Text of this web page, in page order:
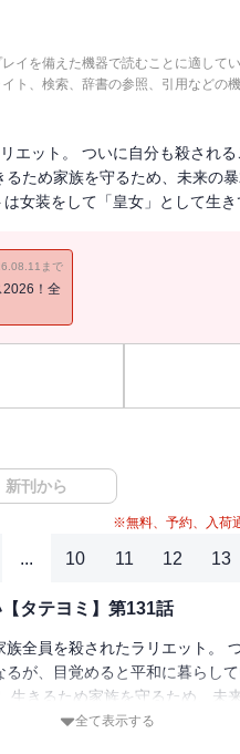
イを備えた機器で読むことに適してい
ト、検索、辞書の参照、引用などの
エット。 ついに自分も殺され
ため家族を守るため、未来の
女装をして「皇女」として生
まで
2026！全
新刊から
※無料、予約、入荷
... 10 11 12 13
タテヨミ】第131話
族全員を殺されたラリエット。
るが、目覚めると平和に暮らし
生きるため家族を守るため、未
なることを決意し家を出る。 で
全て表示する